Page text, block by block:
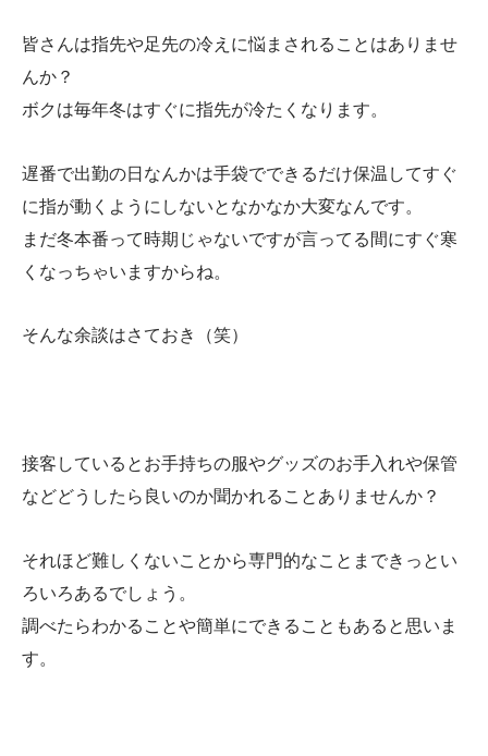
皆さんは指先や足先の冷えに悩まされることはありませ
んか？
ボクは毎年冬はすぐに指先が冷たくなります。
遅番で出勤の日なんかは手袋でできるだけ保温してすぐ
に指が動くようにしないとなかなか大変なんです。
まだ冬本番って時期じゃないですが言ってる間にすぐ寒
くなっちゃいますからね。
そんな余談はさておき（笑）
接客しているとお手持ちの服やグッズのお手入れや保管
などどうしたら良いのか聞かれることありませんか？
それほど難しくないことから専門的なことまできっとい
ろいろあるでしょう。
調べたらわかることや簡単にできることもあると思いま
す。